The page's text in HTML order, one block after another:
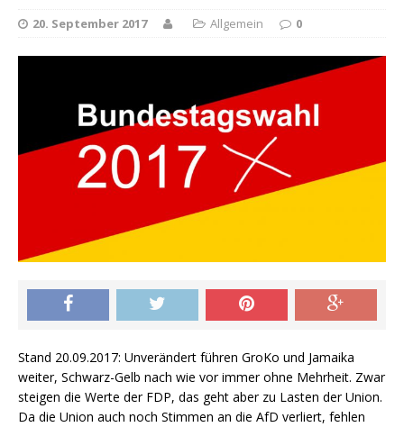
20. September 2017 Allgemein 0
Stand 20.09.2017: Unverändert führen GroKo und Jamaika
weiter, Schwarz-Gelb nach wie vor immer ohne Mehrheit. Zwar
steigen die Werte der FDP, das geht aber zu Lasten der Union.
Da die Union auch noch Stimmen an die AfD verliert, fehlen